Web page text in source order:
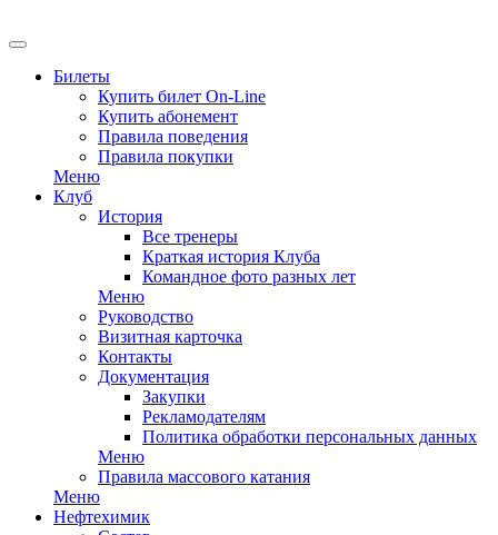
Билеты
Купить билет On-Line
Купить абонемент
Правила поведения
Правила покупки
Меню
Клуб
История
Все тренеры
Краткая история Клуба
Командное фото разных лет
Меню
Руководство
Визитная карточка
Контакты
Документация
Закупки
Рекламодателям
Политика обработки персональных данных
Меню
Правила массового катания
Меню
Нефтехимик